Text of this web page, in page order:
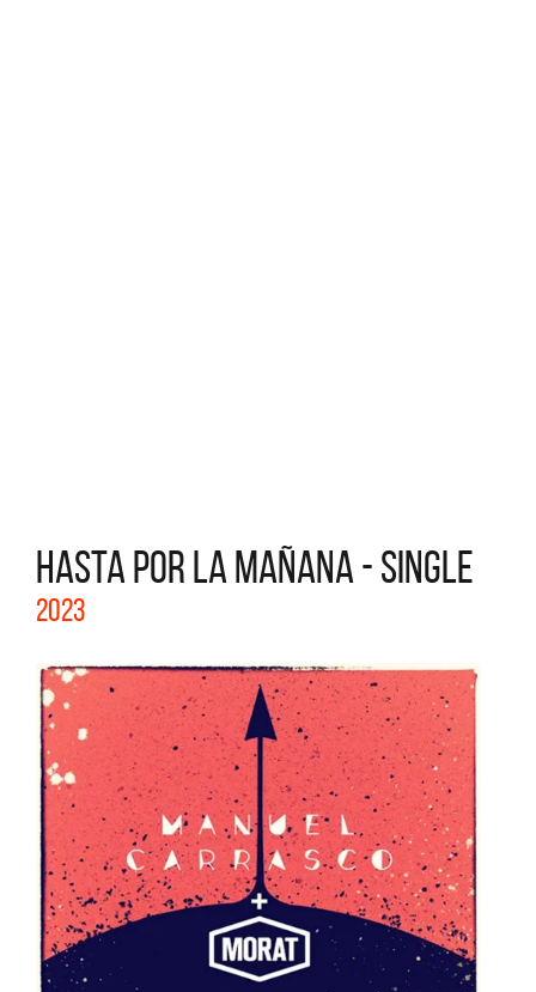
HASTA POR LA MAÑANA - SINGLE
2023